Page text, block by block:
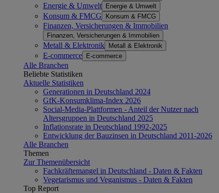
Energie & Umwelt Energie & Umwelt
Konsum & FMCG Konsum & FMCG
Finanzen, Versicherungen & Immobilien
Finanzen, Versicherungen & Immobilien
Metall & Elektronik Metall & Elektronik
E-commerce E-commerce
Alle Branchen
Beliebte Statistiken
Aktuelle Statistiken
Generationen in Deutschland 2024
GfK-Konsumklima-Index 2026
Social-Media-Plattformen - Anteil der Nutzer nach
Altersgruppen in Deutschland 2025
Inflationsrate in Deutschland 1992-2025
Entwicklung der Bauzinsen in Deutschland 2011-2026
Alle Branchen
Themen
Zur Themenübersicht
Fachkräftemangel in Deutschland - Daten & Fakten
Vegetarismus und Veganismus - Daten & Fakten
Top Report